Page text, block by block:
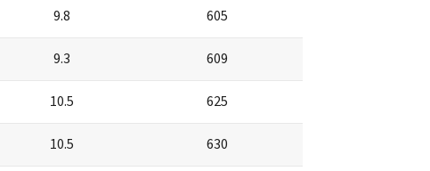
9.8 605
9.3 609
10.5 625
10.5 630